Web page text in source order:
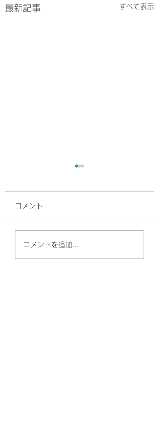
最新記事 すべて表示
腰痛と寝返りの関係性
コメント
コメントを追加…